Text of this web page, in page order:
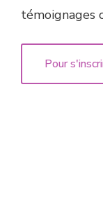
témoignages
Pour